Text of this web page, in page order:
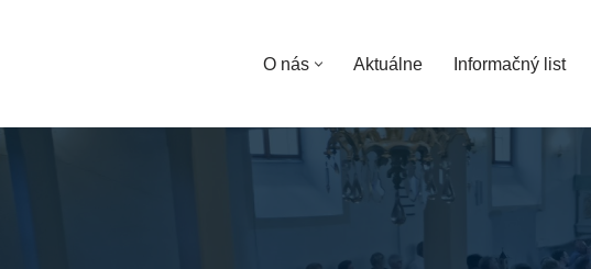
O nás Aktuálne Informačný list